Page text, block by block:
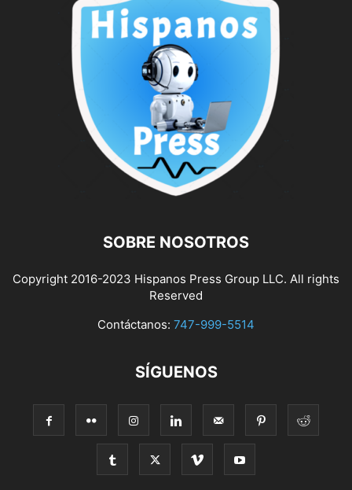
SOBRE NOSOTROS
Copyright 2016-2023 Hispanos Press Group LLC. All rights
Reserved
Contáctanos: 747-999-5514
SÍGUENOS